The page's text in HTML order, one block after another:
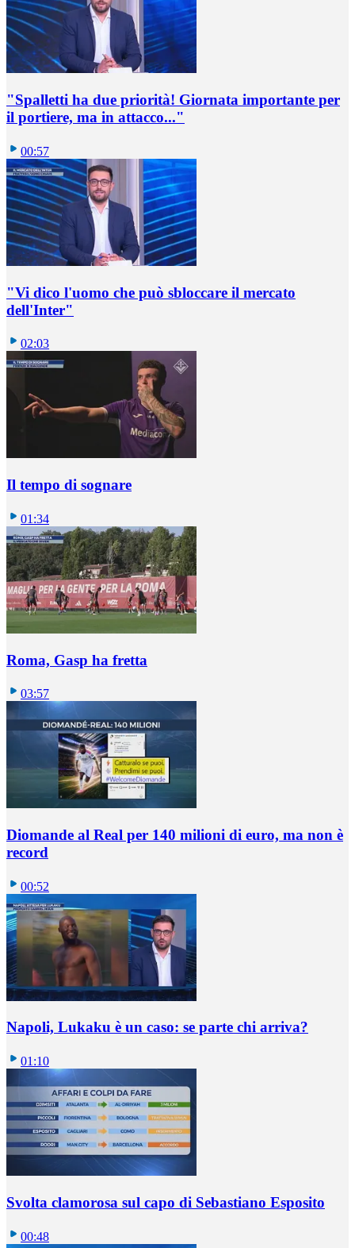
"Spalletti ha due priorità! Giornata importante per
il portiere, ma in attacco..."
00:57
"Vi dico l'uomo che può sbloccare il mercato
dell'Inter"
02:03
Il tempo di sognare
01:34
Roma, Gasp ha fretta
03:57
Diomande al Real per 140 milioni di euro, ma non è
record
00:52
Napoli, Lukaku è un caso: se parte chi arriva?
01:10
Svolta clamorosa sul capo di Sebastiano Esposito
00:48